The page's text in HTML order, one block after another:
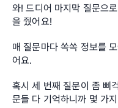
와! 드디어 마지막 질문으
을 줬어요!
매 질문마다 쏙쏙 정보를
어요.
혹시 세 번째 질문이 좀 삐
문들 다 기억하니까 몇 가